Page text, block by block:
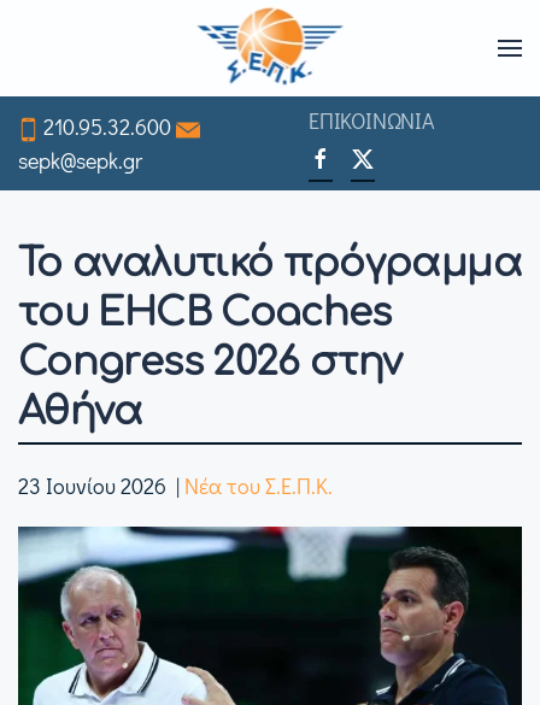
to
main
content
210.95.32.600
sepk@sepk.gr
ΕΠΙΚΟΙΝΩΝΙΑ
Το αναλυτικό πρόγραμμα
του EHCB Coaches
Congress 2026 στην
Αθήνα
23 Ιουνίου 2026 | Νέα του Σ.Ε.Π.Κ.